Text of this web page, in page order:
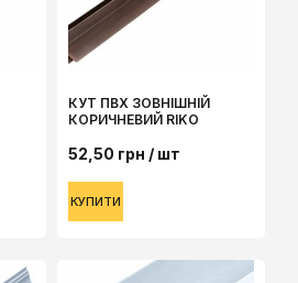
КУТ ПВХ ЗОВНІШНІЙ
КОРИЧНЕВИЙ RIKO
52,50 грн / шт
КУПИТИ